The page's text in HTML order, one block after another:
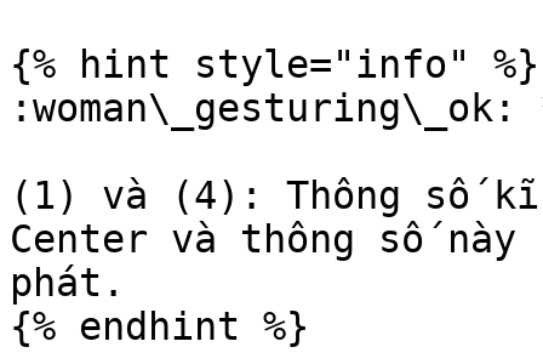
{% hint style="info" %}
(1) và (4): Thông số
Center và thông số này
phát.
{% endhint %}